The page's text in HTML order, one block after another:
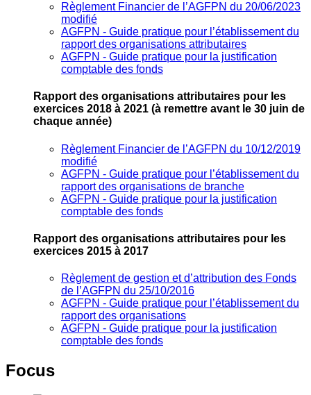
Règlement Financier de l’AGFPN du 20/06/2023
modifié
AGFPN ‐ Guide pratique pour l’établissement du
rapport des organisations attributaires
AGFPN ‐ Guide pratique pour la justification
comptable des fonds
Rapport des organisations attributaires pour les
exercices 2018 à 2021 (à remettre avant le 30 juin de
chaque année)
Règlement Financier de l’AGFPN du 10/12/2019
modifié
AGFPN ‐ Guide pratique pour l’établissement du
rapport des organisations de branche
AGFPN ‐ Guide pratique pour la justification
comptable des fonds
Rapport des organisations attributaires pour les
exercices 2015 à 2017
Règlement de gestion et d’attribution des Fonds
de l’AGFPN du 25/10/2016
AGFPN ‐ Guide pratique pour l’établissement du
rapport des organisations
AGFPN ‐ Guide pratique pour la justification
comptable des fonds
Focus